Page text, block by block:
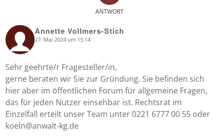
ANTWORT
Annette Vollmers-Stich
says: 27. Mai 2024 um 15:14
Sehr geehrte/r Fragesteller/in,
gerne beraten wir Sie zur Gründung. Sie befinden sich
hier aber im öffentlichen Forum für allgemeine Fragen,
das für jeden Nutzer einsehbar ist. Rechtsrat im
Einzelfall erteilt unser Team unter 0221 6777 00 55 oder
koeln@anwalt-kg.de